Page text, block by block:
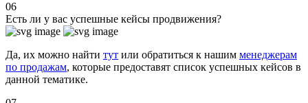
06
Есть ли у вас успешные кейсы продвижения?
Да, их можно найти тут или обратиться к нашим менеджерам
по продажам, которые предоставят список успешных кейсов в
данной тематике.